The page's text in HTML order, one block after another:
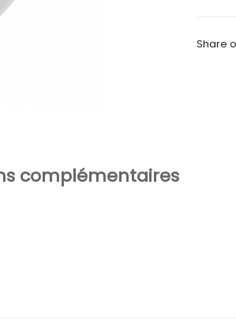
Share
complémentaires